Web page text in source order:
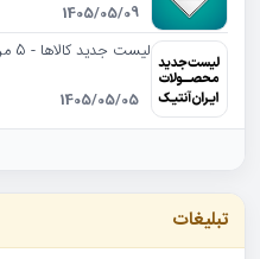
1405/05/09
لیست جدید کالاها - 5 مرداد 1405
1405/05/05
تبلیغات